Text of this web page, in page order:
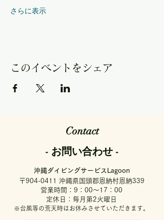
さらに表示
このイベントをシェア
Contact
- お問い合わせ -
沖縄ダイビングサービスLagoon
〒904-0411 沖縄県国頭郡恩納村恩納339
営業時間：9：00～17：00
定休日：毎月第2火曜日
※台風等の荒天時はお休みさせていただきます。